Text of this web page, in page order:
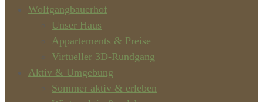
Wolfgangbauerhof
Unser Haus
Appartements & Preise
Virtueller 3D-Rundgang
Aktiv & Umgebung
Sommer aktiv & erleben